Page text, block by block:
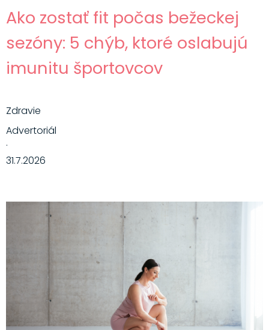
Ako zostať fit počas bežeckej
sezóny: 5 chýb, ktoré oslabujú
imunitu športovcov
Zdravie
Advertoriál
·
31.7.2026